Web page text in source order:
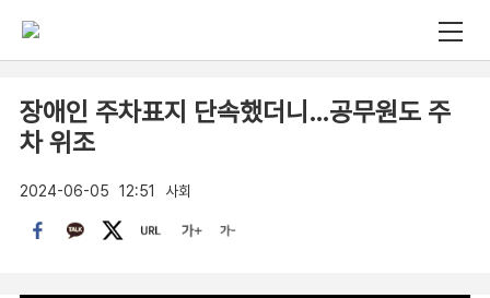
장애인 주차표지 단속했더니…공무원도 주
차 위조
2024-06-05 12:51 사회